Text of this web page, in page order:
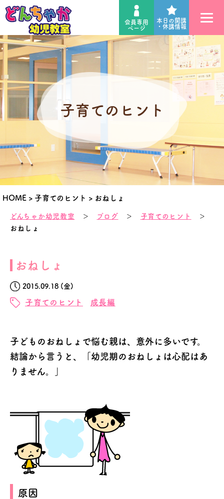
会員専用
ページ
本日の開講
・休講情報
HOME > 子育てのヒント > おねしょ
子育てのヒント
どんちゃか幼児教室 ＞ ブログ ＞ 子育てのヒント
＞
おねしょ
おねしょ
2015.09.18 (金)
子育てのヒント 成長編
子どものおねしょで悩む親は、意外に多いです。
結論から言うと、「幼児期のおねしょは心配はあ
りません。」
原因